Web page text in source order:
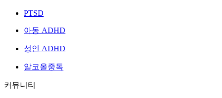
PTSD
아동 ADHD
성인 ADHD
알코올중독
커뮤니티